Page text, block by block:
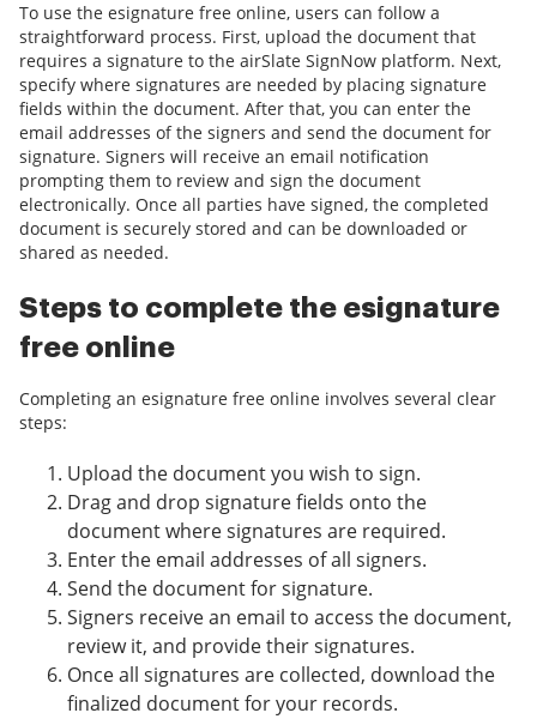
To use the esignature free online, users can follow a
straightforward process. First, upload the document that
requires a signature to the airSlate SignNow platform. Next,
specify where signatures are needed by placing signature
fields within the document. After that, you can enter the
email addresses of the signers and send the document for
signature. Signers will receive an email notification
prompting them to review and sign the document
electronically. Once all parties have signed, the completed
document is securely stored and can be downloaded or
shared as needed.
Steps to complete the esignature
free online
Completing an esignature free online involves several clear
steps:
Upload the document you wish to sign.
Drag and drop signature fields onto the
document where signatures are required.
Enter the email addresses of all signers.
Send the document for signature.
Signers receive an email to access the document,
review it, and provide their signatures.
Once all signatures are collected, download the
finalized document for your records.